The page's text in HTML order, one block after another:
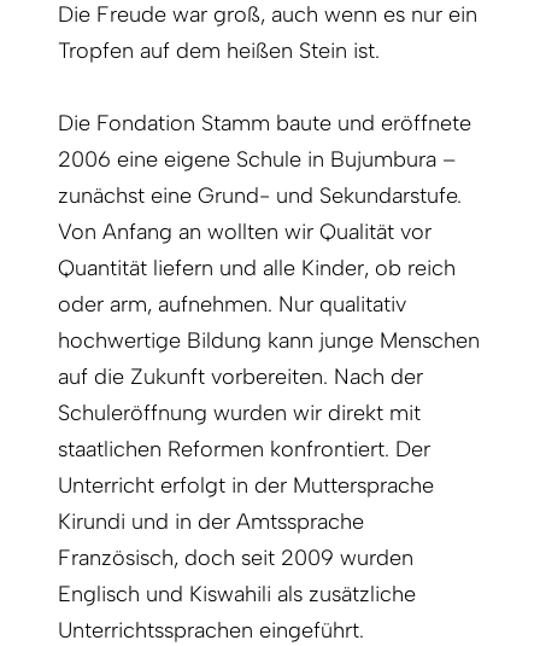
Die Freude war groß, auch wenn es nur ein
Tropfen auf dem heißen Stein ist.
Die Fondation Stamm baute und eröffnete
2006 eine eigene Schule in Bujumbura –
zunächst eine Grund- und Sekundarstufe.
Von Anfang an wollten wir Qualität vor
Quantität liefern und alle Kinder, ob reich
oder arm, aufnehmen. Nur qualitativ
hochwertige Bildung kann junge Menschen
auf die Zukunft vorbereiten. Nach der
Schuleröffnung wurden wir direkt mit
staatlichen Reformen konfrontiert. Der
Unterricht erfolgt in der Muttersprache
Kirundi und in der Amtssprache
Französisch, doch seit 2009 wurden
Englisch und Kiswahili als zusätzliche
Unterrichtssprachen eingeführt.